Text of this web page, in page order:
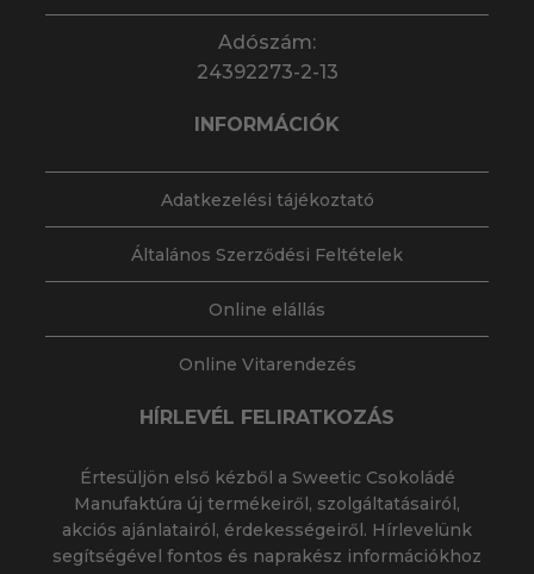
Adószám:
24392273-2-13
INFORMÁCIÓK
Adatkezelési tájékoztató
Általános Szerződési Feltételek
Online elállás
Online Vitarendezés
HÍRLEVÉL FELIRATKOZÁS
Értesüljön első kézből a Sweetic Csokoládé
Manufaktúra új termékeiről, szolgáltatásairól,
akciós ajánlatairól, érdekességeiről. Hírlevelünk
segítségével fontos és naprakész információkhoz